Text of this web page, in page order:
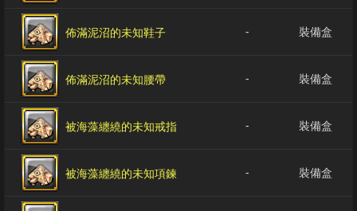
佈滿泥沼的未知鞋子 - 裝備盒
佈滿泥沼的未知腰帶 - 裝備盒
被海藻纏繞的未知戒指 - 裝備盒
被海藻纏繞的未知項鍊 - 裝備盒